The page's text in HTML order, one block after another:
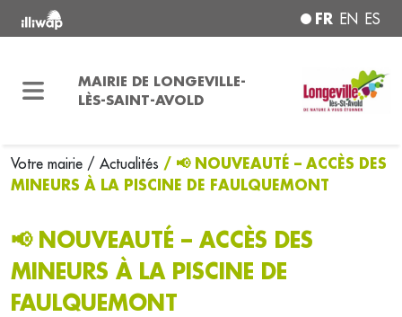
FR EN ES
MAIRIE DE LONGEVILLE-
LÈS-SAINT-AVOLD
Votre mairie / Actualités / 📢 NOUVEAUTÉ – ACCÈS DES
MINEURS À LA PISCINE DE FAULQUEMONT
📢 NOUVEAUTÉ – ACCÈS DES
MINEURS À LA PISCINE DE
FAULQUEMONT